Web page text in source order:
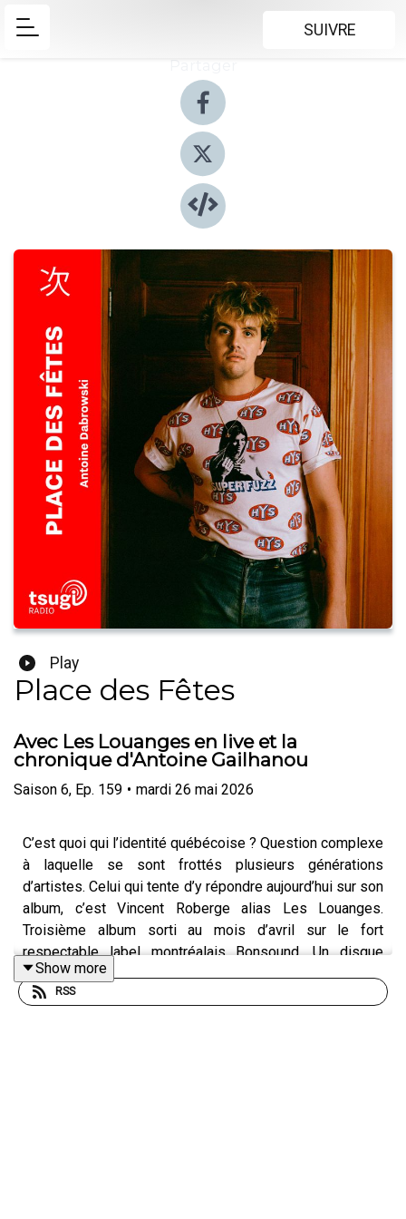
SUIVRE
Play
Place des Fêtes
Avec Les Louanges en live et la
chronique d'Antoine Gailhanou
Saison 6, Ep. 159 • mardi 26 mai 2026
C’est quoi qui l’identité québécoise ? Question complexe
à laquelle se sont frottés plusieurs générations
d’artistes. Celui qui tente d’y répondre aujourd’hui sur son
album, c’est Vincent Roberge alias Les Louanges.
Troisième album sorti au mois d’avril sur le fort
respectable label montréalais Bonsound. Un disque
intitulé Alouette ! en clin d’œil à cette comptine que tout
le monde connait mais dont peu savent qu’elle est la
Show more
RSS